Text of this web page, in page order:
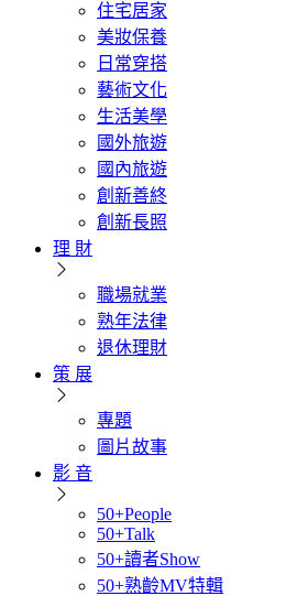
住宅居家
美妝保養
日常穿搭
藝術文化
生活美學
國外旅遊
國內旅遊
創新善終
創新長照
理 財
職場就業
熟年法律
退休理財
策 展
專題
圖片故事
影 音
50+People
50+Talk
50+讀者Show
50+熟齡MV特輯